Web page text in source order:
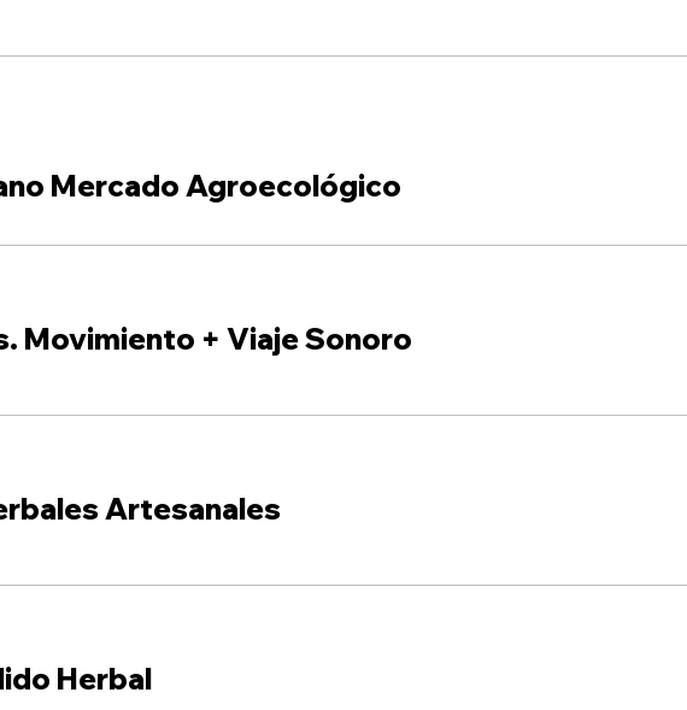
Mercado Agroecológico
Movimiento + Viaje Sonoro
Artesanales
Herbal